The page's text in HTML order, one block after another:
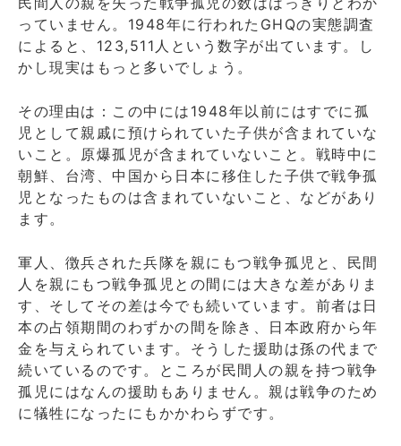
っていません。1948年に行われたGHQの実態調査
によると、123,511人という数字が出ています。し
かし現実はもっと多いでしょう。
その理由は：この中には1948年以前にはすでに孤
児として親戚に預けられていた子供が含まれていな
いこと。原爆孤児が含まれていないこと。戦時中に
朝鮮、台湾、中国から日本に移住した子供で戦争孤
児となったものは含まれていないこと、などがあり
ます。
軍人、徴兵された兵隊を親にもつ戦争孤児と、民間
人を親にもつ戦争孤児との間には大きな差がありま
す、そしてその差は今でも続いています。前者は日
本の占領期間のわずかの間を除き、日本政府から年
金を与えられています。そうした援助は孫の代まで
続いているのです。ところが民間人の親を持つ戦争
孤児にはなんの援助もありません。親は戦争のため
に犠牲になったにもかかわらずです。